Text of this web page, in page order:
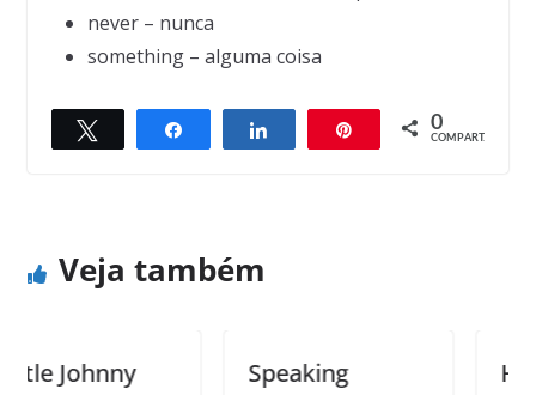
never – nunca
something – alguma coisa
Compartilhar Compartilhar 0
COMPART.
← Previous
Next →
Veja também
Johnny
Speaking